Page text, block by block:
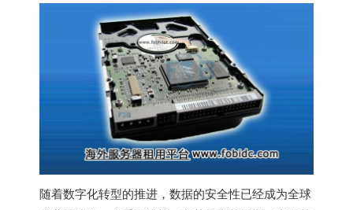
随着数字化转型的推进，数据的安全性已经成为全球